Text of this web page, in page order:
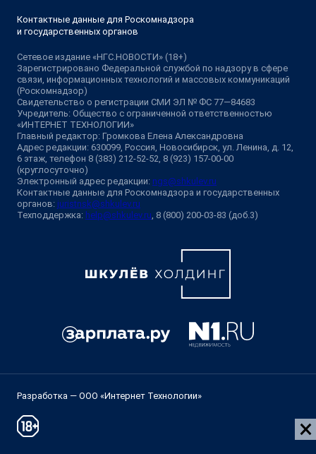
Контактные данные для Роскомнадзора
и государственных органов
Сетевое издание «НГС.НОВОСТИ» (18+)
Зарегистрировано Федеральной службой по надзору в сфере
связи, информационных технологий и массовых коммуникаций
(Роскомнадзор)
Свидетельство о регистрации СМИ ЭЛ № ФС 77—84683
Учредитель: Общество с ограниченной ответственностью
«ИНТЕРНЕТ ТЕХНОЛОГИИ»
Главный редактор: Громкова Елена Александровна
Адрес редакции: 630099, Россия, Новосибирск, ул. Ленина, д. 12,
6 этаж, телефон 8 (383) 212-52-52, 8 (923) 157-00-00
(круглосуточно)
Электронный адрес редакции: ngs@shkulev.ru
Контактные данные для Роскомнадзора и государственных
органов: juristnsk@shkulev.ru
Техподдержка: help@shkulev.ru , 8 (800) 200-03-83 (доб.3)
Разработка — ООО «Интернет Технологии»